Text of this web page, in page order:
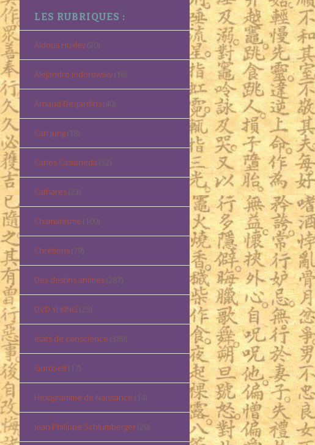
LES RUBRIQUES :
Aldous Huxley(20)
Alejandro Jodorowsky(16)
Arnaud Desjardins(40)
Carl Jung(18)
Carlos Castaneda (32)
Cathares(23)
Chamanisme (100)
Chrétiens(79)
Des destins animés(287)
DVD YI KING (25)
états de conscience (389)
Gurdjieff(17)
Hexagramme de Naissance (14)
Jean Philippe Schlumberger(20)